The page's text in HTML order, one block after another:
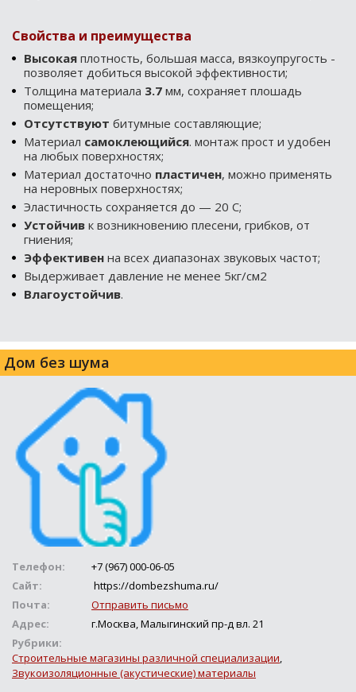
Свойства и преимущества
Высокая плотность, большая масса, вязкоупругость -
позволяет добиться высокой эффективности;
Толщина материала 3.7 мм, сохраняет плошадь
помещения;
Отсутствуют битумные составляющие;
Материал самоклеющийся. монтаж прост и удобен
на любых поверхностях;
Материал достаточно пластичен, можно применять
на неровных поверхностях;
Эластичность сохраняется до — 20 С;
Устойчив к возникновению плесени, грибков, от
гниения;
Эффективен на всех диапазонах звуковых частот;
Выдерживает давление не менее 5кг/см2
Влагоустойчив.
Дом без шума
Телефон:
+7 (967) 000-06-05
Сайт:
https://dombezshuma.ru/
Почта:
Отправить письмо
Адрес:
г.Москва, Малыгинский пр-д вл. 21
Рубрики:
Строительные магазины различной специализации,
Звукоизоляционные (акустические) материалы